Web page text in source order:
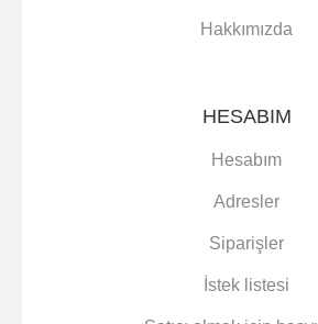
Hakkımızda
HESABIM
Hesabım
Adresler
Siparişler
İstek listesi